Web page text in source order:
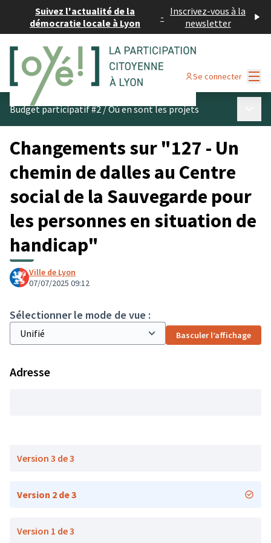
Suivez l'actualité de la
démocratie locale à Lyon
- Inscrivez-vous à la
newsletter
Se connecter
Budget participatif #2/Où en sont les projets
Changements sur "127 - Un
chemin de dalles au Centre
social de la Sauvegarde pour
les personnes en situation de
handicap"
Ville de Lyon
07/07/2025 09:12
Sélectionner le mode de vue :
Basculer l’affichage
Adresse
Version 3 de 3
Version 2 de 3
Version 1 de 3